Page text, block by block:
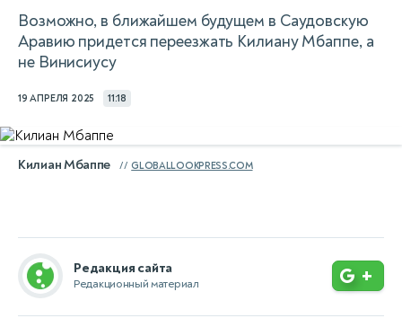
Возможно, в ближайшем будущем в Саудовскую
Аравию придется переезжать Килиану Мбаппе, а
не Винисиусу
19 АПРЕЛЯ 2025 11:18
Килиан Мбаппе GLOBALLOOKPRESS.COM
Редакция сайта
Редакционный материал +